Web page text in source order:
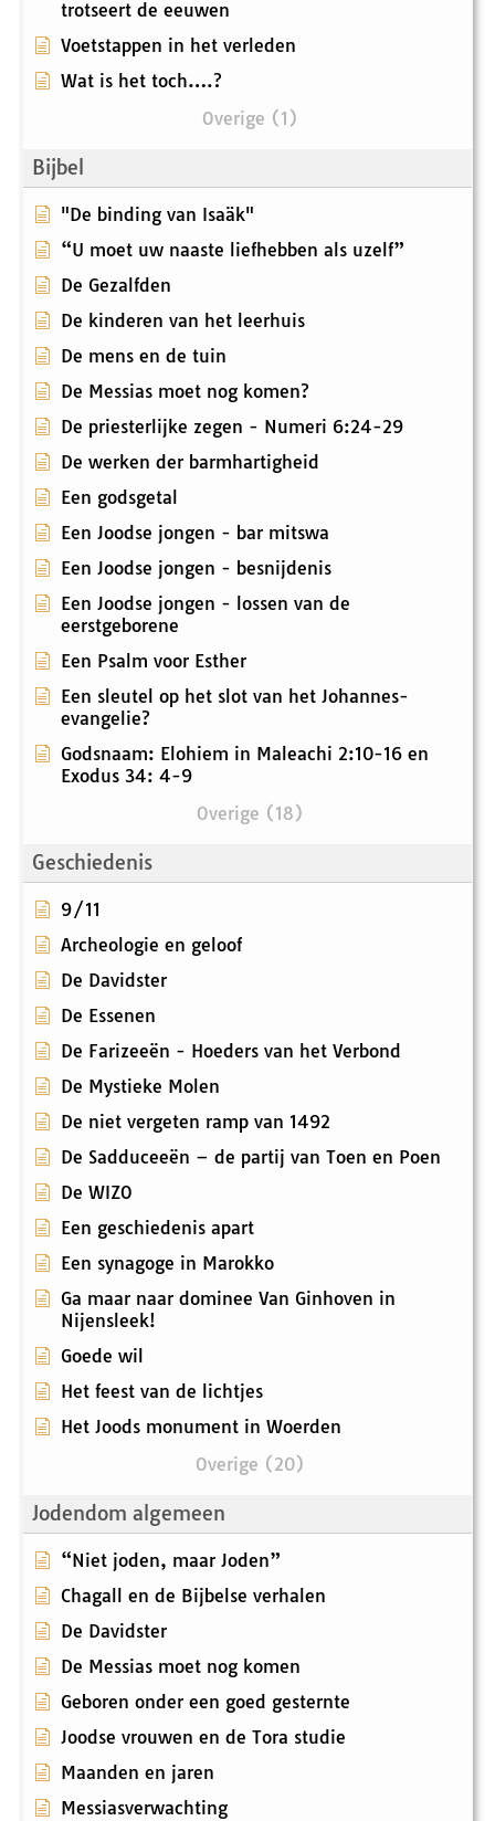
trotseert de eeuwen
Voetstappen in het verleden
Wat is het toch….?
Overige (1)
Bijbel
"De binding van Isaäk"
“U moet uw naaste liefhebben als uzelf”
De Gezalfden
De kinderen van het leerhuis
De mens en de tuin
De Messias moet nog komen?
De priesterlijke zegen - Numeri 6:24-29
De werken der barmhartigheid
Een godsgetal
Een Joodse jongen - bar mitswa
Een Joodse jongen - besnijdenis
Een Joodse jongen - lossen van de
eerstgeborene
Een Psalm voor Esther
Een sleutel op het slot van het Johannes-
evangelie?
Godsnaam: Elohiem in Maleachi 2:10-16 en
Exodus 34: 4-9
Overige (18)
Geschiedenis
9/11
Archeologie en geloof
De Davidster
De Essenen
De Farizeeën - Hoeders van het Verbond
De Mystieke Molen
De niet vergeten ramp van 1492
De Sadduceeën – de partij van Toen en Poen
De WIZO
Een geschiedenis apart
Een synagoge in Marokko
Ga maar naar dominee Van Ginhoven in
Nijensleek!
Goede wil
Het feest van de lichtjes
Het Joods monument in Woerden
Overige (20)
Jodendom algemeen
“Niet joden, maar Joden”
Chagall en de Bijbelse verhalen
De Davidster
De Messias moet nog komen
Geboren onder een goed gesternte
Joodse vrouwen en de Tora studie
Maanden en jaren
Messiasverwachting